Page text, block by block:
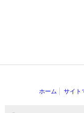
ホーム サイト